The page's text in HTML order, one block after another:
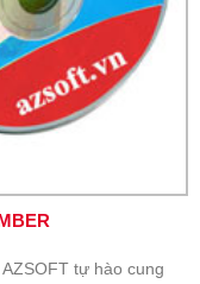
tự hào cung